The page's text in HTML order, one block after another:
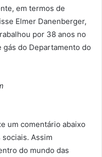
em termos de
Elmer Danenberger,
por 38 anos no
do Departamento do
um comentário abaixo
Assim
do mundo das